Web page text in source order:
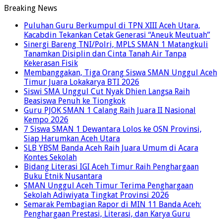
Breaking News
Puluhan Guru Berkumpul di TPN XIII Aceh Utara,
Kacabdin Tekankan Cetak Generasi “Aneuk Meutuah”
Sinergi Bareng TNI/Polri, MPLS SMAN 1 Matangkuli
Tanamkan Disiplin dan Cinta Tanah Air Tanpa
Kekerasan Fisik
Membanggakan, Tiga Orang Siswa SMAN Unggul Aceh
Timur Juara Lokakarya BTI 2026
Siswi SMA Unggul Cut Nyak Dhien Langsa Raih
Beasiswa Penuh ke Tiongkok
Guru PJOK SMAN 1 Calang Raih Juara II Nasional
Kempo 2026
7 Siswa SMAN 1 Dewantara Lolos ke OSN Provinsi,
Siap Harumkan Aceh Utara
SLB YBSM Banda Aceh Raih Juara Umum di Acara
Kontes Sekolah
Bidang Literasi IGI Aceh Timur Raih Penghargaan
Buku Etnik Nusantara
SMAN Unggul Aceh Timur Terima Penghargaan
Sekolah Adiwiyata Tingkat Provinsi 2026
Semarak Pembagian Rapor di MIN 11 Banda Aceh:
Penghargaan Prestasi, Literasi, dan Karya Guru